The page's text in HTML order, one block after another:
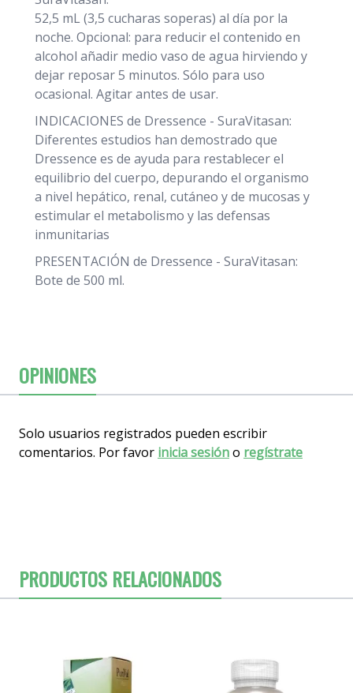
52,5 mL (3,5 cucharas soperas) al día por la
noche. Opcional: para reducir el contenido en
alcohol añadir medio vaso de agua hirviendo y
dejar reposar 5 minutos. Sólo para uso
ocasional. Agitar antes de usar.
INDICACIONES de Dressence - SuraVitasan:
Diferentes estudios han demostrado que
Dressence es de ayuda para restablecer el
equilibrio del cuerpo, depurando el organismo
a nivel hepático, renal, cutáneo y de mucosas y
estimular el metabolismo y las defensas
inmunitarias
PRESENTACIÓN de Dressence - SuraVitasan:
Bote de 500 ml.
OPINIONES
Solo usuarios registrados pueden escribir
comentarios. Por favor inicia sesióno regístrate
PRODUCTOS RELACIONADOS